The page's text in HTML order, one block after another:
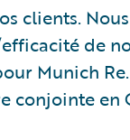
clients.
de
Munich
conjointe en